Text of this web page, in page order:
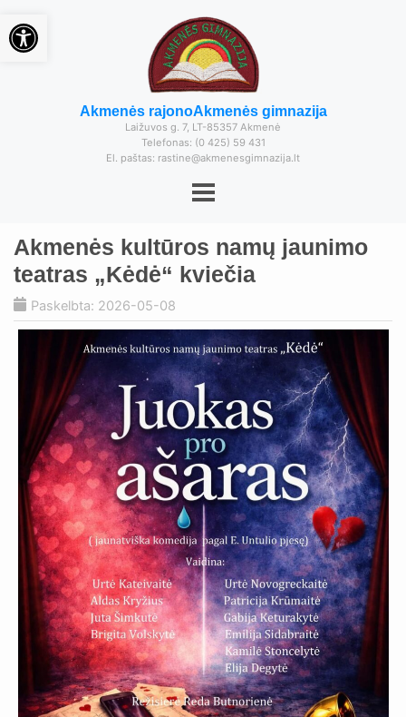
Akmenės rajonoAkmenės gimnazija
Laižuvos g. 7, LT-85357 Akmenė
Telefonas: (0 425) 59 431
El. paštas: rastine@akmenesgimnazija.lt
Akmenės kultūros namų jaunimo
teatras „Kėdė“ kviečia
Paskelbta: 2026-05-08
Open toolbar